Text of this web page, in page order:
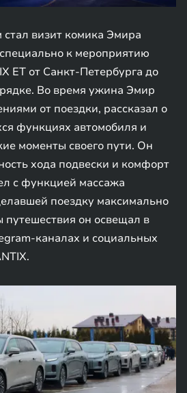
визит комика Эмира
к мероприятию
ET от Санкт-Петербурга до
Во время ужина Эмир
от поездки, рассказал о
функциях автомобиля и
моменты своего пути. Он
хода подвески и комфорт
с функцией массажа
поездку максимально
путешествия он освещал в
каналах и социальных